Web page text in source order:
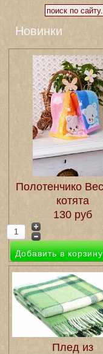
Новинки
Полотенчико
котята
130 руб
Плед из